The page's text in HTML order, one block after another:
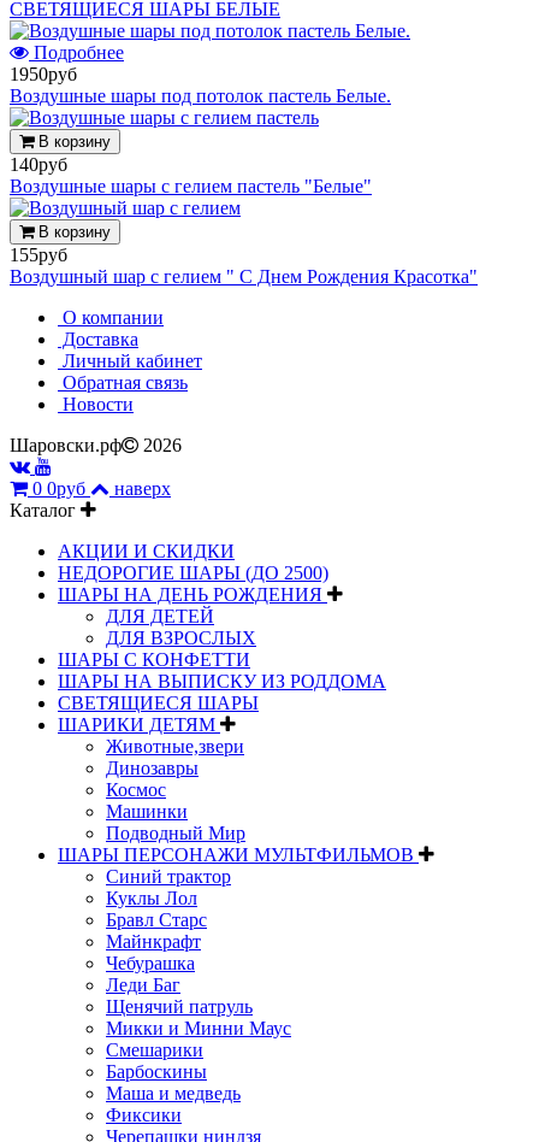
СВЕТЯЩИЕСЯ ШАРЫ БЕЛЫЕ
Подробнее
1950руб
Воздушные шары под потолок пастель Белые.
В корзину
140руб
Воздушные шары с гелием пастель "Белые"
В корзину
155руб
Воздушный шар с гелием " С Днем Рождения Красотка"
О компании
Доставка
Личный кабинет
Обратная связь
Новости
Шаровски.рф
2026
0 0руб
наверх
Каталог
АКЦИИ И СКИДКИ
НЕДОРОГИЕ ШАРЫ (ДО 2500)
ШАРЫ НА ДЕНЬ РОЖДЕНИЯ
ДЛЯ ДЕТЕЙ
ДЛЯ ВЗРОСЛЫХ
ШАРЫ С КОНФЕТТИ
ШАРЫ НА ВЫПИСКУ ИЗ РОДДОМА
СВЕТЯЩИЕСЯ ШАРЫ
ШАРИКИ ДЕТЯМ
Животные,звери
Динозавры
Космос
Машинки
Подводный Мир
ШАРЫ ПЕРСОНАЖИ МУЛЬТФИЛЬМОВ
Синий трактор
Куклы Лол
Бравл Старс
Майнкрафт
Чебурашка
Леди Баг
Щенячий патруль
Микки и Минни Маус
Смешарики
Барбоскины
Маша и медведь
Фиксики
Черепашки ниндзя